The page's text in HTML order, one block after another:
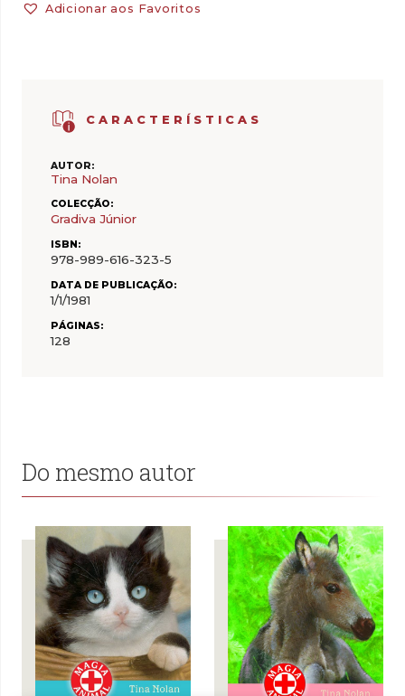
CARACTERÍSTICAS
AUTOR:
Tina Nolan
COLECÇÃO:
Gradiva Júnior
ISBN:
978-989-616-323-5
DATA DE PUBLICAÇÃO:
1/1/1981
PÁGINAS:
128
Adicionar aos Favoritos
Do mesmo autor